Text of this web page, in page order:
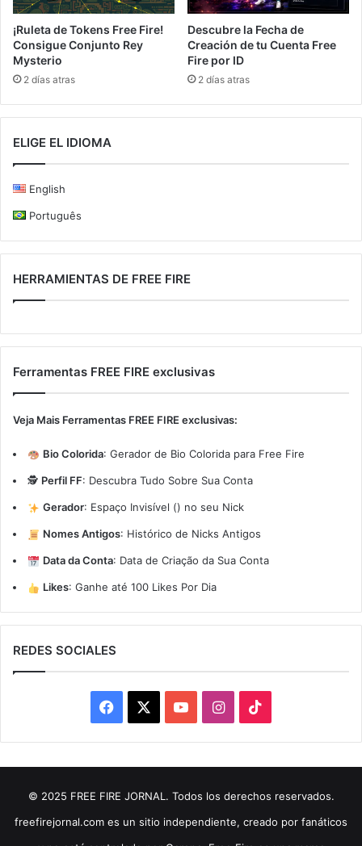
¡Ruleta de Tokens Free Fire!
Consigue Conjunto Rey
Mysterio
2 días atras
Descubre la Fecha de
Creación de tu Cuenta Free
Fire por ID
2 días atras
ELIGE EL IDIOMA
English
Português
HERRAMIENTAS DE FREE FIRE
Ferramentas FREE FIRE exclusivas
Veja Mais Ferramentas FREE FIRE exclusivas:
Bio Colorida: Gerador de Bio Colorida para Free Fire
🕵️ Perfil FF: Descubra Tudo Sobre Sua Conta
Gerador: Espaço Invisível (ㅤ) no seu Nick
Nomes Antigos: Histórico de Nicks Antigos
Data da Conta: Data de Criação da Sua Conta
Likes: Ganhe até 100 Likes Por Dia
REDES SOCIALES
Facebook YouTubeInstagram
© 2025 FREE FIRE JORNAL. Todos los derechos reservados.
freefirejornal.com es un sitio independiente, creado por fanáticos